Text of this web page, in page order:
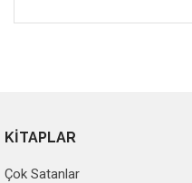
KİTAPLAR
Çok Satanlar